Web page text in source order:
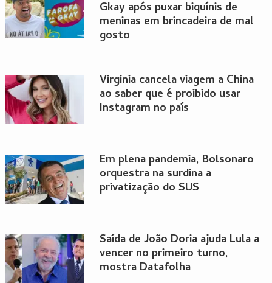
Gkay após puxar biquínis de
meninas em brincadeira de mal
gosto
Virginia cancela viagem a China
ao saber que é proibido usar
Instagram no país
Em plena pandemia, Bolsonaro
orquestra na surdina a
privatização do SUS
Saída de João Doria ajuda Lula a
vencer no primeiro turno,
mostra Datafolha